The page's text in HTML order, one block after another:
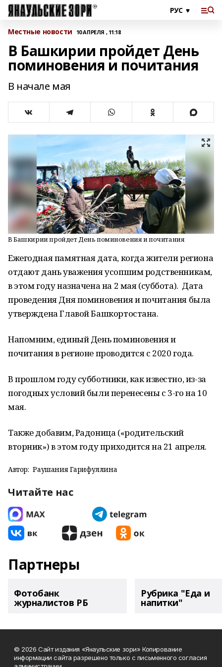
Местные новости 10 АПРЕЛЯ , 11:18
В Башкирии пройдет День
поминовения и почитания
В начале мая
В Башкирии пройдет День поминовения и почитания
Ежегодная памятная дата, когда жители региона
отдают дань уважения усопшим родственникам,
в этом году назначена на 2 мая (суббота). Дата
проведения Дня поминовения и почитания была
утверждена Главой Башкортостана.
Напомним, единый День поминовения и
почитания в регионе проводится с 2020 года.
В прошлом году субботники, как известно, из-за
погодных условий были перенесены с 3-го на 10
мая.
Также добавим, Радоница («родительский
вторник») в этом году приходится на 21 апреля.
Автор: Раушания Гарифуллина
Читайте нас
Партнеры
Фотобанк
журналистов РБ
Рубрика "Еда и
напитки"
© 2026 Сайт издания «Янаульские зори» Копирование
информации сайта разрешено только с письменного согласия